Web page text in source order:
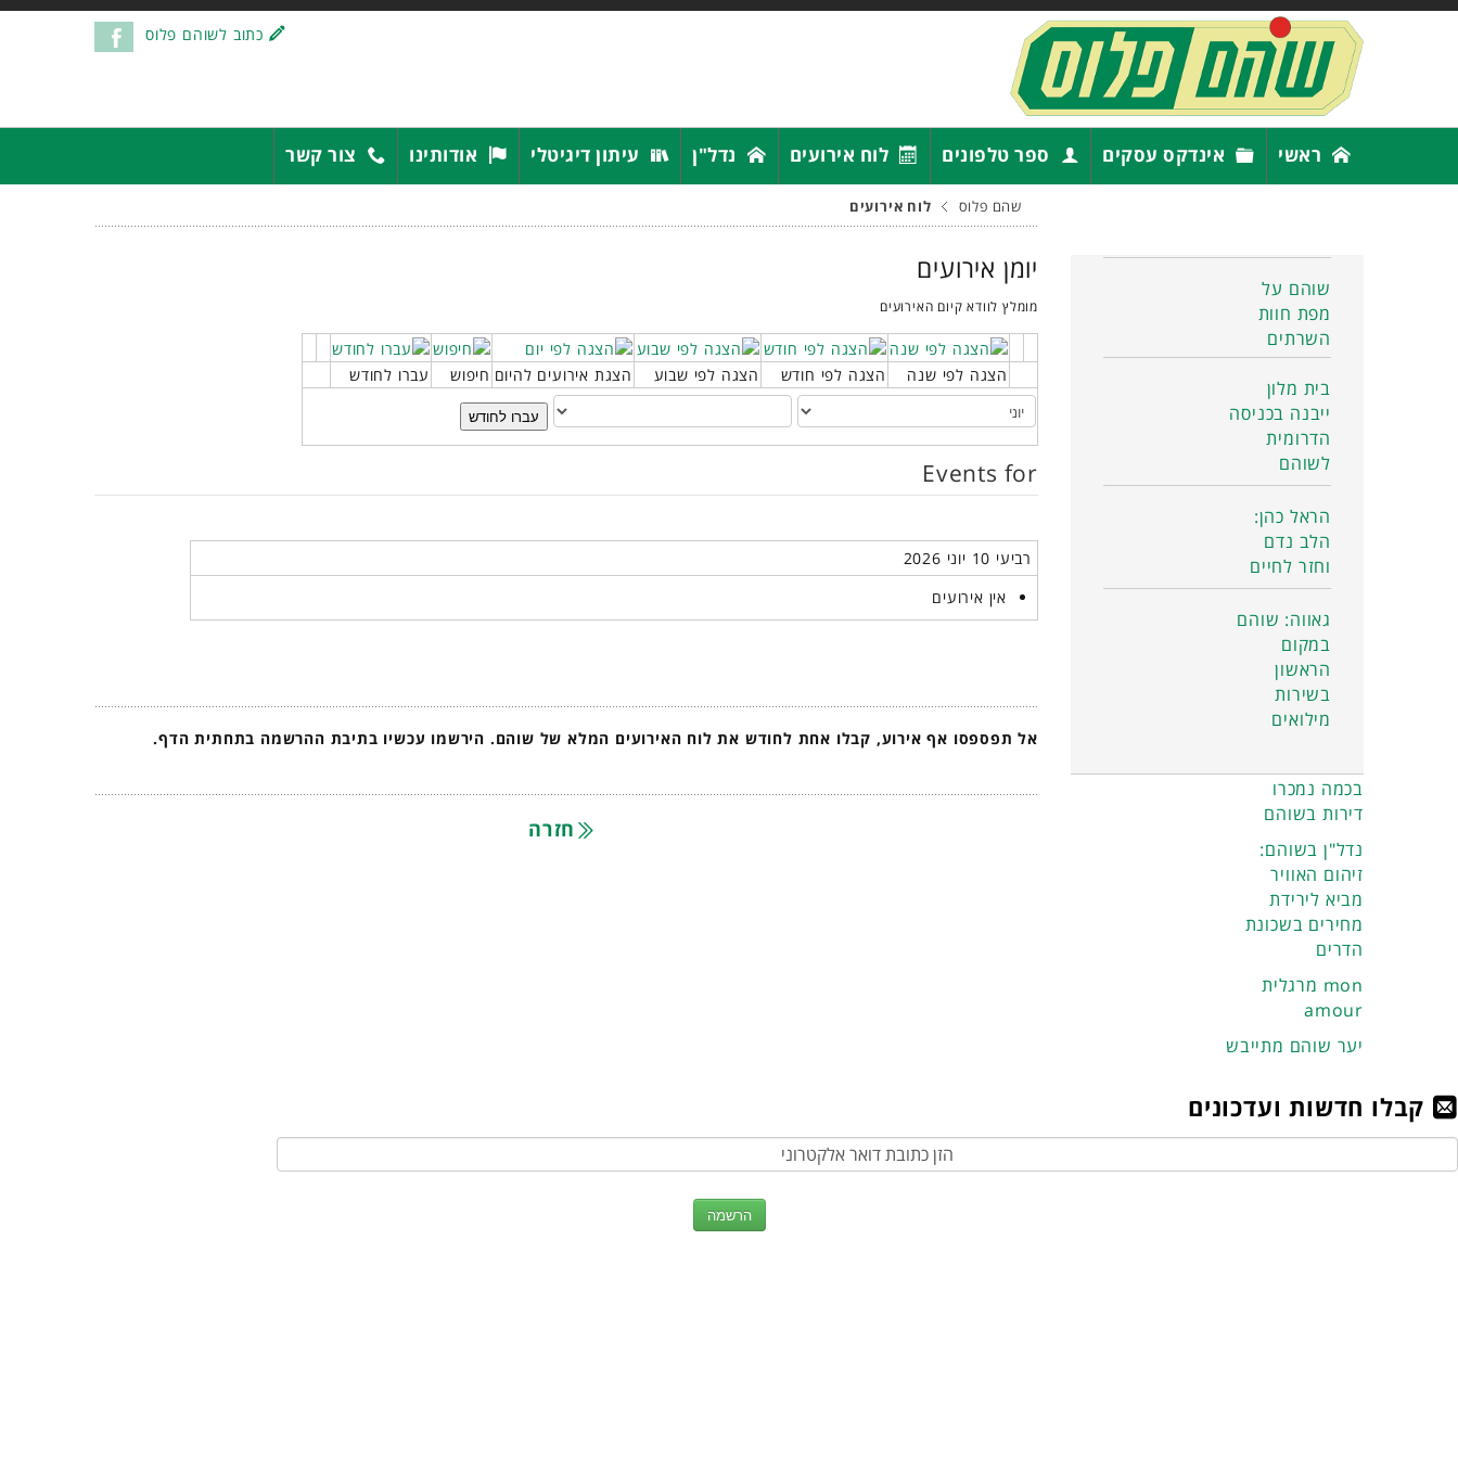
כתוב לשוהם פלוס
ראשי אינדקס עסקים ספר טלפונים לוח אירועים נדל"ן עיתון דיגיטלי אודותינו צור קשר
שהם פלוס לוח אירועים
יומן אירועים
מומלץ לוודא קיום האירועים
הצגה לפי שנה הצגה לפי חודש הצגה לפי שבוע הצגת אירועים להיום חיפוש
עברו לחודש
עברו לחודש
Events for
רביעי 10 יוני 2026
אין אירועים
אל תפספסו אף אירוע, קבלו אחת לחודש את לוח האירועים המלא של שוהם. הירשמו עכשיו בתיבת ההרשמה בתחתית הדף.
חזרה
שוהם על
מפת חוות
השרתים
בית מלון
ייבנה בכניסה
הדרומית
לשוהם
הראל כהן:
הלב נדם
וחזר לחיים
גאווה: שוהם
במקום
הראשון
בשירות
מילואים
בכמה נמכרו
דירות בשוהם
נדל"ן בשוהם:
זיהום האוויר
מביא לירידת
מחירים בשכונת
הדרים
מרגלית mon
amour
יער שוהם מתייבש
קבלו חדשות ועדכונים